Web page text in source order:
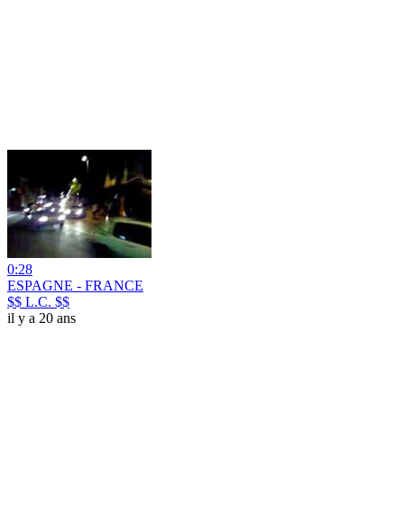
0:28
ESPAGNE - FRANCE
$$ L.C. $$
il y a 20 ans